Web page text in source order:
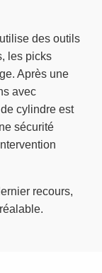
utilise des outils
les picks
Après une
avec
cylindre est
sécurité
recours,